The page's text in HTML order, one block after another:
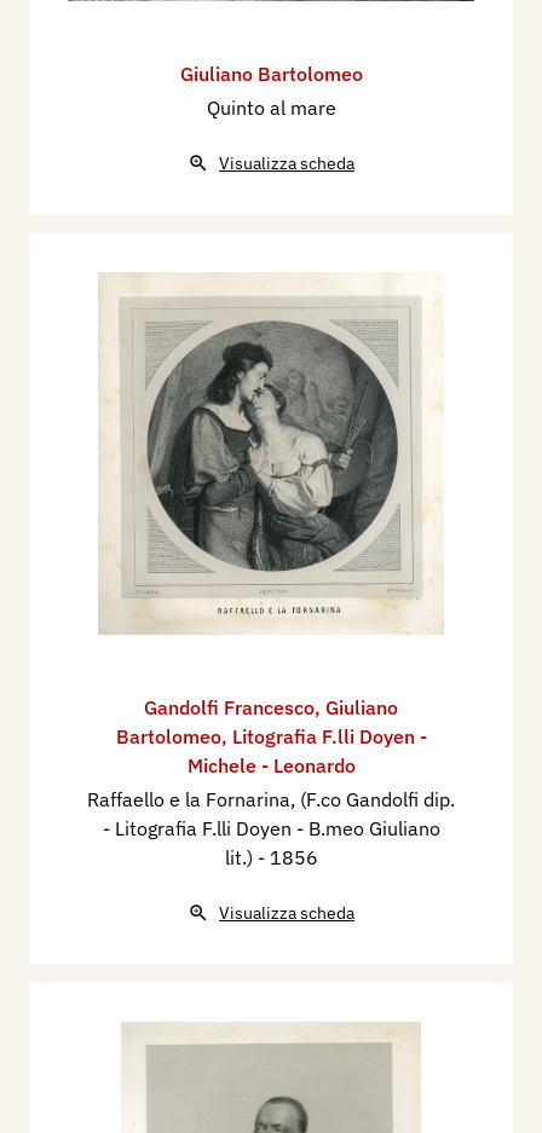
Giuliano Bartolomeo
Quinto al mare
Visualizza scheda
Gandolfi Francesco, Giuliano
Bartolomeo, Litografia F.lli Doyen -
Michele - Leonardo
Raffaello e la Fornarina, (F.co Gandolfi dip.
- Litografia F.lli Doyen - B.meo Giuliano
lit.) - 1856
Visualizza scheda